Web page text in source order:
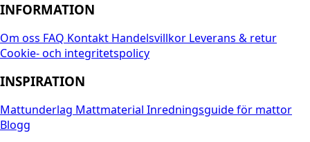
INFORMATION
Om oss FAQ Kontakt Handelsvillkor Leverans & retur
Cookie- och integritetspolicy
INSPIRATION
Mattunderlag Mattmaterial Inredningsguide för mattor
Blogg